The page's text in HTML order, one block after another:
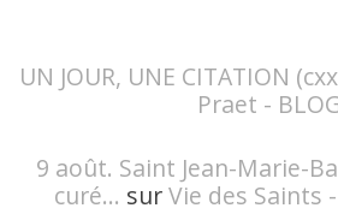
UN JOUR, UNE CITATION
Praet -
9 août. Saint Jean-Marie-
curé... surVie des Saints